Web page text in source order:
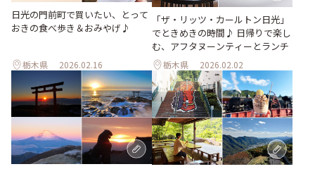
日光の門前町で買いたい、とって
おきの食べ歩き＆おみやげ♪
栃木県 2026.02.16
「ザ・リッツ・カールトン日光」
でときめきの時間♪ 日帰りで楽し
む、アフタヌーンティーとランチ
栃木県 2026.02.02